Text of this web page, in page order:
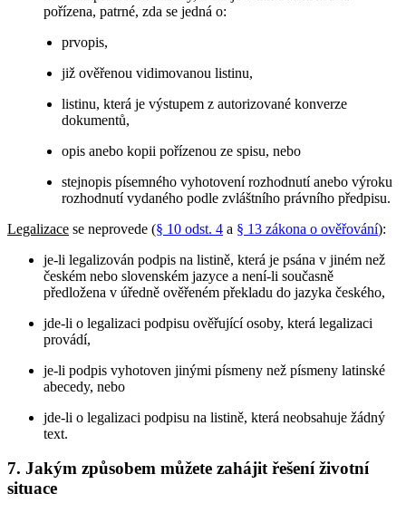
pořízena, patrné, zda se jedná o:
prvopis,
již ověřenou vidimovanou listinu,
listinu, která je výstupem z autorizované konverze
dokumentů,
opis anebo kopii pořízenou ze spisu, nebo
stejnopis písemného vyhotovení rozhodnutí anebo výroku
rozhodnutí vydaného podle zvláštního právního předpisu.
Legalizace se neprovede (§ 10 odst. 4 a § 13 zákona o ověřování):
je-li legalizován podpis na listině, která je psána v jiném než
českém nebo slovenském jazyce a není-li současně
předložena v úředně ověřeném překladu do jazyka českého,
jde-li o legalizaci podpisu ověřující osoby, která legalizaci
provádí,
je-li podpis vyhotoven jinými písmeny než písmeny latinské
abecedy, nebo
jde-li o legalizaci podpisu na listině, která neobsahuje žádný
text.
7. Jakým způsobem můžete zahájit řešení životní
situace